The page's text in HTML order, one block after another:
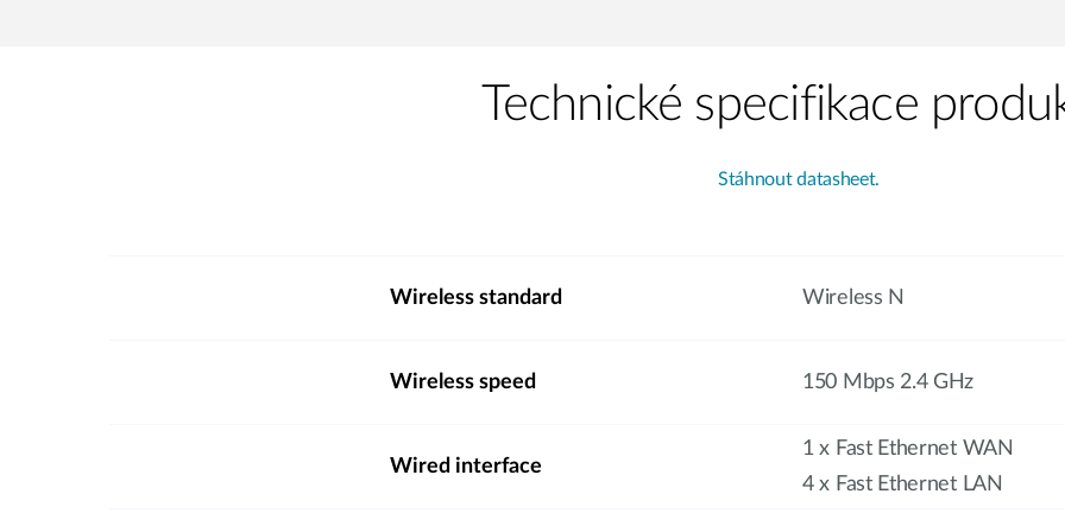
Technické specifikace
Stáhnout datasheet.
Wireless standard Wireless N
Wireless speed 150 Mbps 2.4 GHz
Wired interface
1 x Fast Ethernet WAN
4 x Fast Ethernet LAN